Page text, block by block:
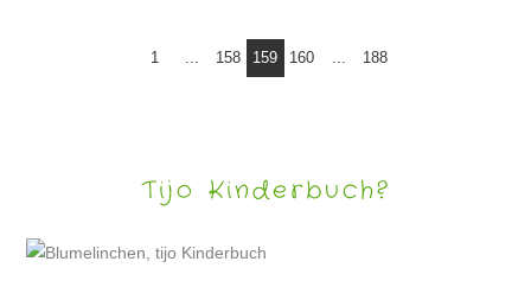
1 158 159 160 188
Tijo Kinderbuch?